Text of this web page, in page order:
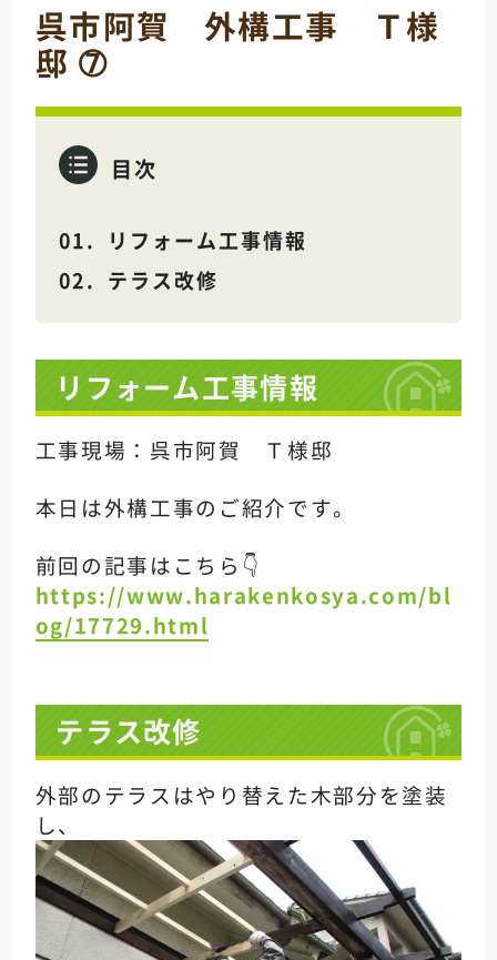
呉市阿賀 外構工事 Ｔ様
邸 ➆
目次
リフォーム工事情報
テラス改修
リフォーム工事情報
工事現場：呉市阿賀 Ｔ様邸
本日は外構工事のご紹介です。
前回の記事はこちら👇
https://www.harakenkosya.com/bl
og/17729.html
テラス改修
外部のテラスはやり替えた木部分を塗装
し、